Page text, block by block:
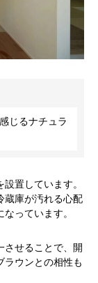
じるナチュラ
置しています。
蔵庫が汚れる心配
っています。
させることで、開
ラウンとの相性も